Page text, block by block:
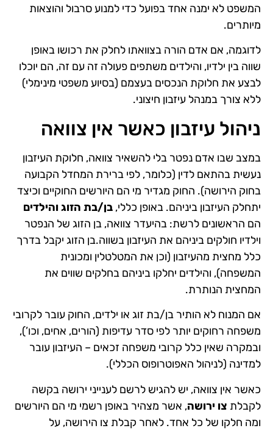
המשפט לא ימנה אחד בפועל כדי למנוע סרבול והוצאות
מיותרים.
לדוגמה, אם אדם הורה בצוואתו לחלק את רכושו באופן
שווה בין ילדיו, והילדים משתפים פעולה זה עם זה, הם יוכלו
לבצע את חלוקת הנכסים בעצמם (בסיוע משפטי מינימלי)
ללא צורך במנהל עיזבון חיצוני.
ניהול עיזבון כאשר אין צוואה
במצב שבו אדם נפטר בלי להשאיר צוואה, חלוקת העיזבון
נעשית בהתאם לדין (כלומר, לפי ברירת המחדל הקבועה
בחוק הירושה). החוק מגדיר מי הם היורשים החוקיים וכיצד
יתחלק העיזבון ביניהם. באופן כללי, בן/בת הזוג והילדים
הם הראשונים לרשת: בהיעדר צוואה, בן הזוג של הנפטר
וילדיו חולקים ביניהם את העיזבון בשווה.בן הזוג יקבל בדרך
כלל מחצית מהעיזבון (וכן את המטלטלין ומכונית
המשפחה), והילדים יחלקו ביניהם בחלקים שווים את
המחצית הנותרת.
אם המנוח לא הותיר בן/בת זוג או ילדים, החוק עובר לקרובי
משפחה רחוקים יותר לפי סדר עדיפות (הורים, אחים, וכו’),
ובמקרה שאין כלל קרובי משפחה זכאים – העיזבון עובר
למדינה (לניהול האפוטרופוס הכללי)​.
כאשר אין צוואה, יש להגיש לרשם לענייני ירושה בקשה
לקבלת צו ירושה, אשר מצהיר באופן רשמי מי הם היורשים
ומה חלקו של כל אחד. לאחר קבלת צו הירושה, על